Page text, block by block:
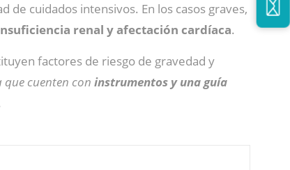
cuidados intensivos. En los casos graves,
renal y afectación cardíaca.
factores de riesgo de gravedad y
cuenten con instrumentos y una guía